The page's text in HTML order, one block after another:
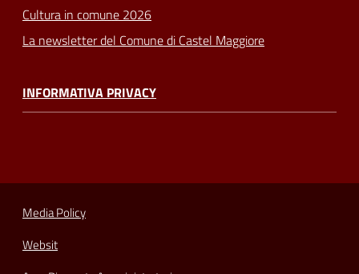
Cultura in comune 2026
La newsletter del Comune di Castel Maggiore
INFORMATIVA PRIVACY
Media Policy
Websit